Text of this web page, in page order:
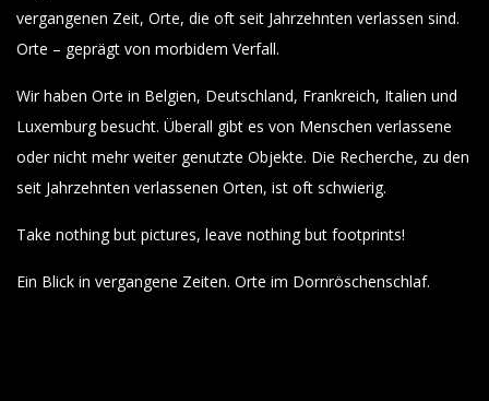
vergangenen Zeit, Orte, die oft seit Jahrzehnten verlassen sind.
Orte – geprägt von morbidem Verfall.
Wir haben Orte in Belgien, Deutschland, Frankreich, Italien und
Luxemburg besucht. Überall gibt es von Menschen verlassene
oder nicht mehr weiter genutzte Objekte. Die Recherche, zu den
seit Jahrzehnten verlassenen Orten, ist oft schwierig.
Take nothing but pictures, leave nothing but footprints!
Ein Blick in vergangene Zeiten. Orte im Dornröschenschlaf.